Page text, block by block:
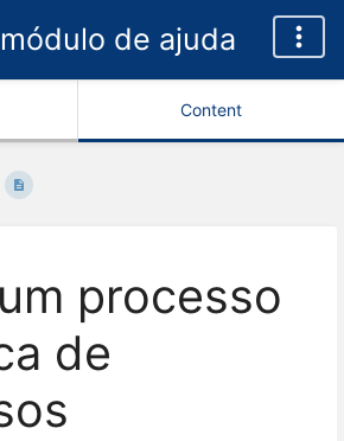
| módulo de ajuda
Content
processo
de